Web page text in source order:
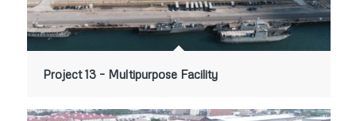
Project 13 – Multipurpose Facility